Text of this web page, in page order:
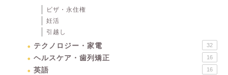
ビザ・永住権
妊活
引越し
テクノロジー・家電 32
ヘルスケア・歯列矯正 16
英語 16